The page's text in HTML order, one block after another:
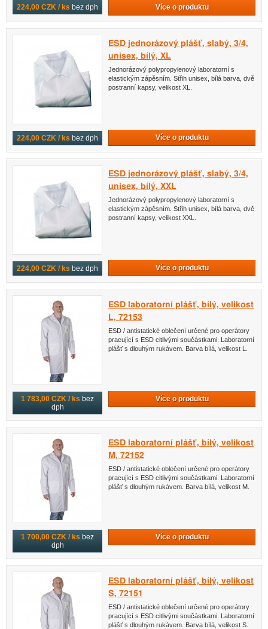
224,00 CZK / ks bez dph Více o produktu
224,00 CZK / ks bez dph
ESD jednorázový plášť, slabý, 3/4,
unisex, bílý, XL
Jednorázový polypropylenový laboratorní s
elastickým zápěsním. Střih unisex, bílá barva, dvě
postranní kapsy, velikost XL.
Více o produktu
224,00 CZK / ks bez dph
ESD jednorázový plášť, slabý, 3/4,
unisex, bílý, XXL
Jednorázový polypropylenový laboratorní s
elastickým zápěsním. Střih unisex, bílá barva, dvě
postranní kapsy, velikost XXL.
Více o produktu
1 783,00 CZK / ks bez
dph
ESD laboratorní plášť, bílý, velikost
L, 72153
ESD / antistatické oblečení určené pro operátory
pracující s ESD citlivými součástkami. Laboratorní
plášť s dlouhým rukávem. Barva bílá, velikost L.
Více o produktu
1 700,00 CZK / ks bez
dph
ESD laboratorní plášť, bílý, velikost
M, 72152
ESD / antistatické oblečení určené pro operátory
pracující s ESD citlivými součástkami. Laboratorní
plášť s dlouhým rukávem. Barva bílá, velikost M.
Více o produktu
ESD laboratorní plášť, bílý, velikost
S, 72151
ESD / antistatické oblečení určené pro operátory
pracující s ESD citlivými součástkami. Laboratorní
plášť s dlouhým rukávem. Barva bílá, velikost S.